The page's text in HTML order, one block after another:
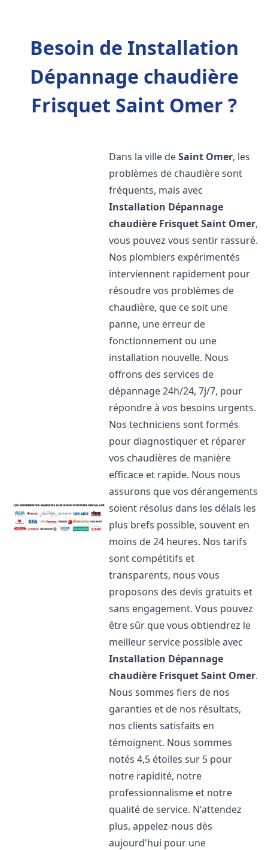
Besoin de Installation
Dépannage chaudière
Frisquet Saint Omer ?
Dans la ville deSaint Omer, les
problèmes de chaudière sont
fréquents, mais avec
Installation Dépannage
chaudière FrisquetSaint Omer,
vous pouvez vous sentir rassuré.
Nos plombiers expérimentés
interviennent rapidement pour
résoudre vos problèmes de
chaudière, que ce soit une
panne, une erreur de
fonctionnement ou une
installation nouvelle. Nous
offrons des services de
dépannage 24h/24, 7j/7, pour
répondre à vos besoins urgents.
Nos techniciens sont formés
pour diagnostiquer et réparer
vos chaudières de manière
efficace et rapide. Nous nous
assurons que vos dérangements
soient résolus dans les délais les
plus brefs possible, souvent en
moins de 24 heures. Nos tarifs
sont compétitifs et
transparents, nous vous
proposons des devis gratuits et
sans engagement. Vous pouvez
être sûr que vous obtiendrez le
meilleur service possible avec
Installation Dépannage
chaudière FrisquetSaint Omer.
Nous sommes fiers de nos
garanties et de nos résultats,
nos clients satisfaits en
témoignent. Nous sommes
notés 4,5 étoiles sur 5 pour
notre rapidité, notre
professionnalisme et notre
qualité de service. N'attendez
plus, appelez-nous dès
aujourd'hui pour une